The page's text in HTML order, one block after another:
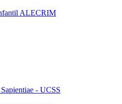
ALECRIM
- UCSS